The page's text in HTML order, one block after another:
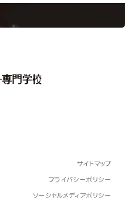
サイトマップ
プライバシーポリシー
ソーシャルメディアポリシー